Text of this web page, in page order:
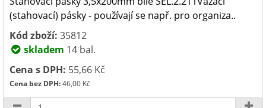
(stahovací) pásky - používají se např. pro organiza..
Kód zboží: 35812
skladem 14 bal.
Cena s DPH: 55,66 Kč
Cena bez DPH:46,00 Kč